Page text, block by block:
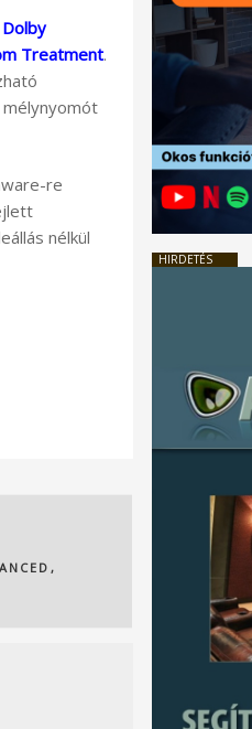
Dolby
Treatment.
re
nélkül
,
HIRDETÉS